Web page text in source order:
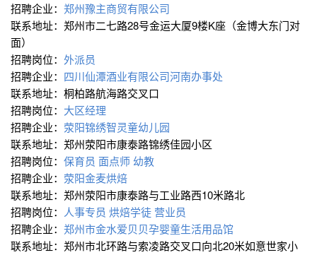
招聘企业： 郑州豫主商贸有限公司
联系地址：郑州市二七路28号金运大厦9楼K座（金博大东门对
面）
招聘岗位： 外派员
招聘企业： 四川仙潭酒业有限公司河南办事处
联系地址：桐柏路航海路交叉口
招聘岗位： 大区经理
招聘企业： 荥阳锦绣智灵童幼儿园
联系地址：郑州荥阳市康泰路锦绣佳园小区
招聘岗位： 保育员 面点师 幼教
招聘企业： 荥阳金麦烘焙
联系地址：郑州荥阳市康泰路与工业路西10米路北
招聘岗位： 人事专员 烘焙学徒 营业员
招聘企业： 郑州市金水爱贝贝孕婴童生活用品馆
联系地址：郑州市北环路与索凌路交叉口向北20米如意世家小